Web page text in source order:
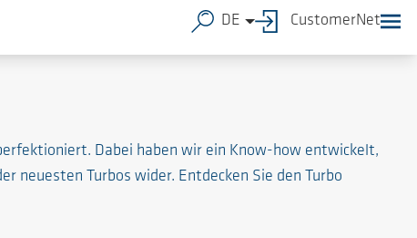
Dabei haben wir ein Know-how entwickelt,
Turbos wider. Entdecken Sie den Turbo
DE CustomerNet